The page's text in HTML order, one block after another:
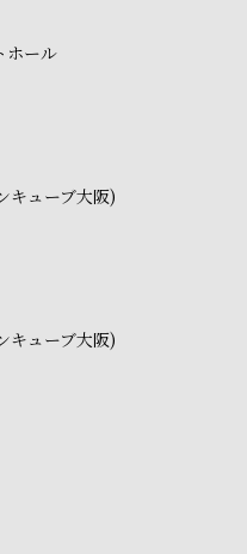
ホール
キューブ大阪)
キューブ大阪)